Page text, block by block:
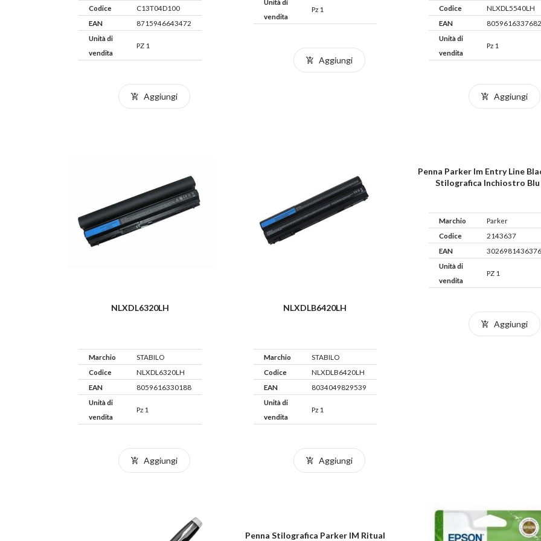
Codice
C13T04D100
EAN
8715946643472
Unità di
vendita
PZ 1
Aggiungi
Unità di
vendita
Pz 1
Aggiungi
Codice
NLXDL5540LH
EAN
8059616337682
Unità di
vendita
Pz 1
Aggiungi
NLXDL6320LH
Marchio
STABILO
Codice
NLXDL6320LH
EAN
8059616330188
Unità di
vendita
Pz 1
Aggiungi
NLXDLB6420LH
Marchio
STABILO
Codice
NLXDLB6420LH
EAN
8034049829539
Unità di
vendita
Pz 1
Aggiungi
Penna Parker Im Entry Line
Stilografica Inchiostro Blu
Marchio
Parker
Codice
2143637
EAN
3026981436376
Unità di
vendita
PZ 1
Aggiungi
Penna Stilografica Parker IM Ritual